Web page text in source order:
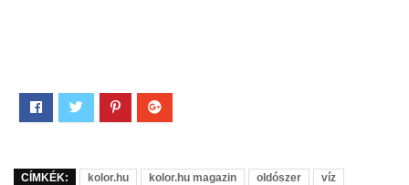
CÍMKÉK: kolor.hu kolor.hu magazin oldószer
víz